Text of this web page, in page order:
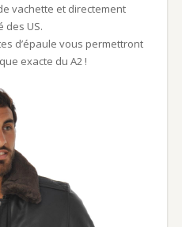
vachette et directement
des US.
d’épaule vous permettront
exacte du A2 !